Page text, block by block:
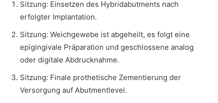
Sitzung: Einsetzen des Hybridabutments nach
erfolgter Implantation.
Sitzung: Weichgewebe ist abgeheilt, es folgt eine
epigingivale Präparation und geschlossene analog
oder digitale Abdrucknahme.
Sitzung: Finale prothetische Zementierung der
Versorgung auf Abutmentlevel.